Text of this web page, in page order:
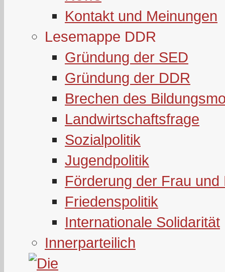
Kontakt und Meinungen
Lesemappe DDR
Gründung der SED
Gründung der DDR
Brechen des
Landwirtschaftsfrage
Sozialpolitik
Jugendpolitik
Förderung der Frau und
Friedenspolitik
Internationale Solidarität
Innerparteilich